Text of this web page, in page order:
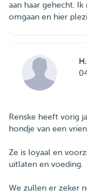
aan haar gehecht.
omgaan en hier
Renske heeft vorig
hondje van een
Ze is loyaal en
uitlaten en voeding.
We zullen er zeker